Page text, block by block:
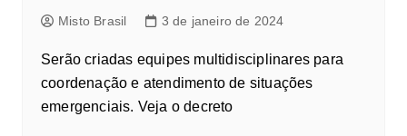
Misto Brasil 3 de janeiro de 2024
Serão criadas equipes multidisciplinares para
coordenação e atendimento de situações
emergenciais. Veja o decreto